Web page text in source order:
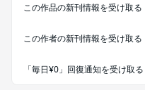
この作品の新刊情報を受け取る
この作者の新刊情報を受け取る
「毎日¥0」回復通知を受け取る